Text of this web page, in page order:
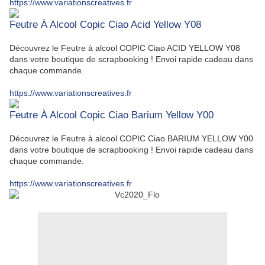
https://www.variationscreatives.fr
Feutre À Alcool Copic Ciao Acid Yellow Y08
Découvrez le Feutre à alcool COPIC Ciao ACID YELLOW Y08
dans votre boutique de scrapbooking ! Envoi rapide cadeau dans
chaque commande.
https://www.variationscreatives.fr
Feutre À Alcool Copic Ciao Barium Yellow Y00
Découvrez le Feutre à alcool COPIC Ciao BARIUM YELLOW Y00
dans votre boutique de scrapbooking ! Envoi rapide cadeau dans
chaque commande.
https://www.variationscreatives.fr